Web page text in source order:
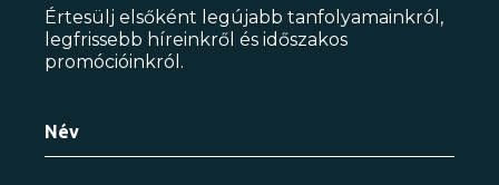
Értesülj elsőként legújabb tanfolyamainkról,
legfrissebb híreinkről és időszakos
promócióinkról.